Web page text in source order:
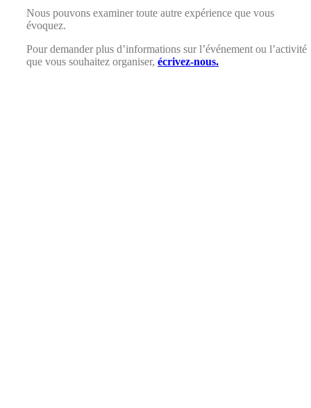
Nous pouvons examiner toute autre expérience que vous
évoquez.
Pour demander plus d’informations sur l’événement ou l’activité
que vous souhaitez organiser, écrivez-nous.